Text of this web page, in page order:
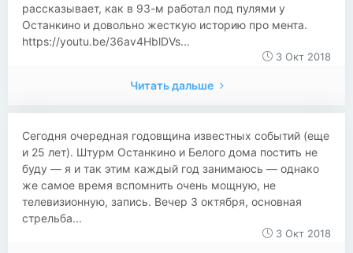
рассказывает, как в 93-м работал под пулями у
Останкино и довольно жесткую историю про мента.
https://youtu.be/36av4HblDVs...
3 Окт 2018
Читать дальше
Сегодня очередная годовщина известных событий (еще
и 25 лет). Штурм Останкино и Белого дома постить не
буду — я и так этим каждый год занимаюсь — однако
же самое время вспомнить очень мощную, не
телевизионную, запись. Вечер 3 октября, основная
стрельба...
3 Окт 2018